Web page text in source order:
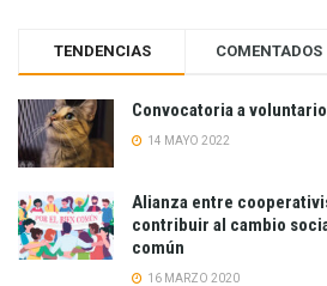
TENDENCIAS COMENTADOS
Convocatoria a
14 MAYO 2022
Alianza entre
contribuir al cambio
común
16 MARZO 2020